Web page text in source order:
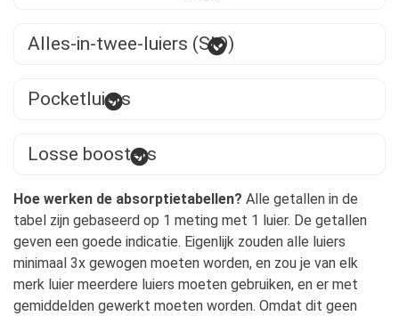
Alles-in-twee-luiers (SIO)
Pocketluiers
Losse boosters
Hoe werken de absorptietabellen? Alle getallen in de
tabel zijn gebaseerd op 1 meting met 1 luier. De getallen
geven een goede indicatie. Eigenlijk zouden alle luiers
minimaal 3x gewogen moeten worden, en zou je van elk
merk luier meerdere luiers moeten gebruiken, en er met
gemiddelden gewerkt moeten worden. Omdat dit geen